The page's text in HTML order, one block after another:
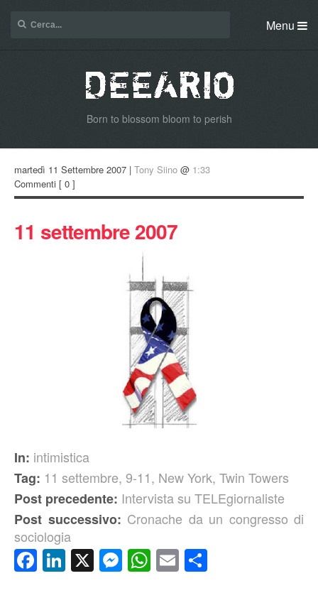
Menu
Born to blossom bloom to perish
martedì 11 Settembre 2007 | Tony Siino @ 1:33
Commenti [ 0 ]
11 settembre 2007
In: intimistica
Tag: 11 settembre, 9-11, New York, Twin Towers
Post precedente: Intervista su TELEgiornaliste
Post successivo: Cronache da un congresso di
sociologia
Facebook
LinkedIn
X Messenger
WhatsApp
Email